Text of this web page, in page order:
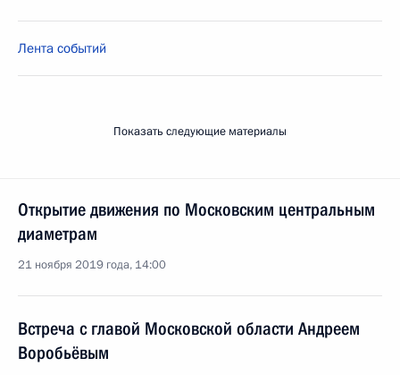
Лента событий
Показать следующие материалы
Открытие движения по Московским центральным
диаметрам
21 ноября 2019 года, 14:00
Встреча с главой Московской области Андреем
Воробьёвым